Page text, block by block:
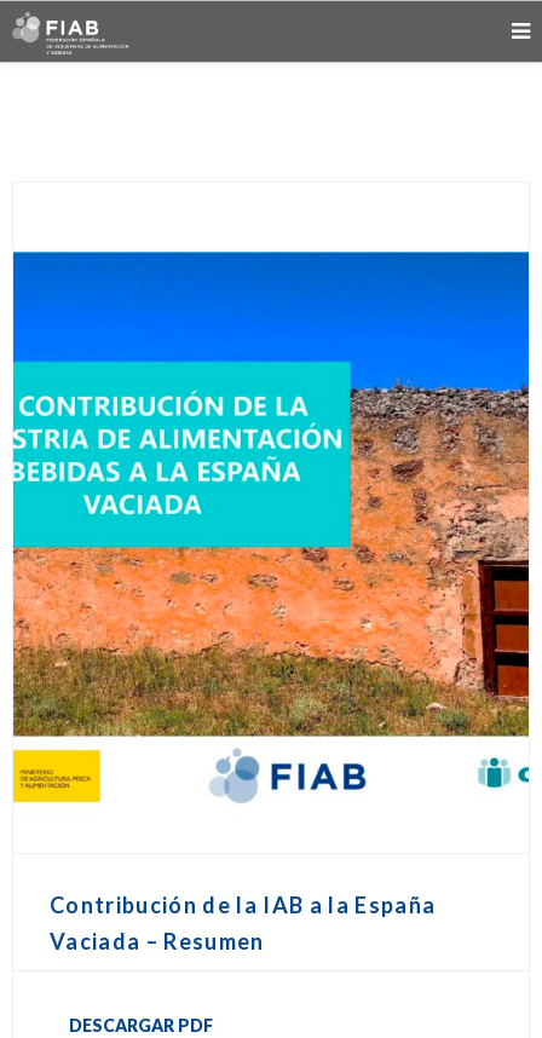
Contribución de la IAB a la España
Vaciada – Resumen
DESCARGAR PDF